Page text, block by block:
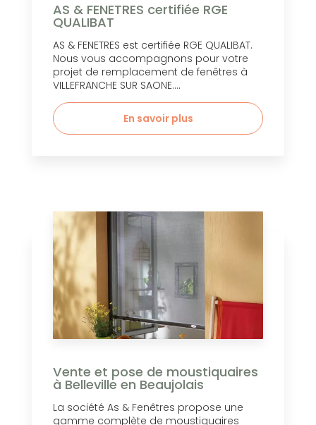
AS & FENETRES certifiée RGE
QUALIBAT
AS & FENETRES est certifiée RGE QUALIBAT.
Nous vous accompagnons pour votre
projet de remplacement de fenêtres à
VILLEFRANCHE SUR SAONE....
En savoir plus
Vente et pose de moustiquaires
à Belleville en Beaujolais
La société As & Fenêtres propose une
gamme complète de moustiquaires